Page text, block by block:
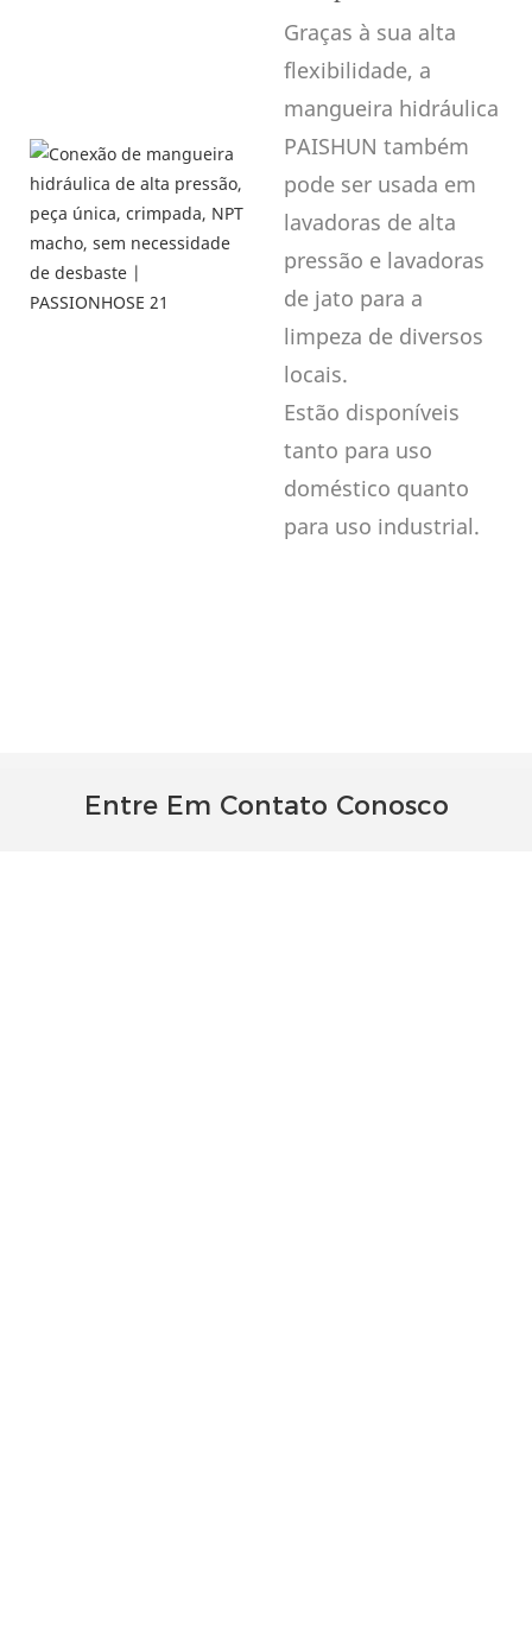
Graças à sua alta
flexibilidade, a
mangueira hidráulica
PAISHUN também
pode ser usada em
lavadoras de alta
pressão e lavadoras
de jato para a
limpeza de diversos
locais.
Estão disponíveis
tanto para uso
doméstico quanto
para uso industrial.
Entre Em Contato Conosco